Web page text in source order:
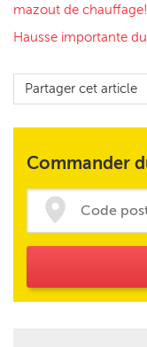
mazout de chauffage!
Hausse importante
Partager cet article
Commander